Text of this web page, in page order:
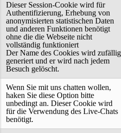
Dieser Session-Cookie wird für
Authentifizierung, Erhebung von
anonymisierten statistischen Daten
und anderen Funktionen benötigt
ohne die die Webseite nicht
vollständig funktioniert
Der Name des Cookies wird zufällig
generiert und er wird nach jedem
Besuch gelöscht.
Wenn Sie mit uns chatten wollen,
haken Sie diese Option bitte
unbedingt an. Dieser Cookie wird
für die Verwendung des Live-Chats
benötigt.